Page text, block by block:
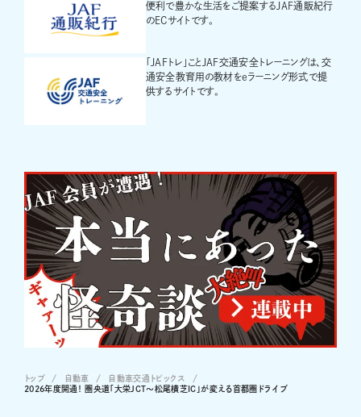
便利で豊かな生活をご提案するJAF通販紀行
のECサイトです。
「JAFトレ」ことJAF交通安全トレーニングは、交
通安全教育用の教材をeラーニング形式で提
供するサイトです。
トップ 自動車
自動車交通トピックス
2026年度開通！ 圏央道「大栄JCT～松尾横芝IC」が変える首都圏ドライブ